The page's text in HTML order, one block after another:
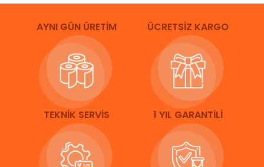
AYNI GÜN ÜRETİM ÜCRETSİZ KARGO
TEKNİK SERVİS 1 YIL GARANTİLİ